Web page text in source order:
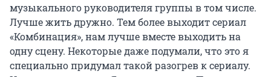
музыкального руководителя группы в том числе.
Лучше жить дружно. Тем более выходит сериал
«Комбинация», нам лучше вместе выходить на
одну сцену. Некоторые даже подумали, что это я
специально придумал такой разогрев к сериалу.